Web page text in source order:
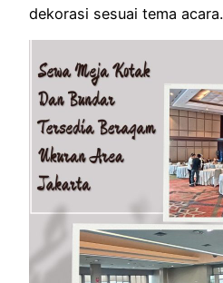
dekorasi sesuai tema acara.